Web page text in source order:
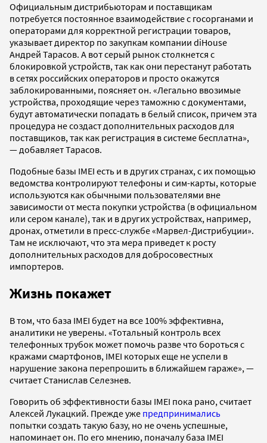
Официальным дистрибьюторам и поставщикам
потребуется постоянное взаимодействие с госорганами и
операторами для корректной регистрации товаров,
указывает директор по закупкам компании diHouse
Андрей Тарасов. А вот серый рынок столкнется с
блокировкой устройств, так как они перестанут работать
в сетях российских операторов и просто окажутся
заблокированными, поясняет он. «Легально ввозимые
устройства, проходящие через таможню с документами,
будут автоматически попадать в белый список, причем эта
процедура не создаст дополнительных расходов для
поставщиков, так как регистрация в системе бесплатна»,
— добавляет Тарасов.
Подобные базы IMEI есть и в других странах, с их помощью
ведомства контролируют телефоны и сим-карты, которые
используются как обычными пользователями вне
зависимости от места покупки устройства (в официальном
или сером канале), так и в других устройствах, например,
дронах, отметили в пресс-службе «Марвел-Дистрибуции».
Там не исключают, что эта мера приведет к росту
дополнительных расходов для добросовестных
импортеров.
Жизнь покажет
В том, что база IMEI будет на все 100% эффективна,
аналитики не уверены. «Тотальный контроль всех
телефонных трубок может помочь разве что бороться с
кражами смартфонов, IMEI которых еще не успели в
нарушение закона перепрошить в ближайшем гараже», —
считает Станислав Селезнев.
Говорить об эффективности базы IMEI пока рано, считает
Алексей Лукацкий. Прежде уже предпринимались
попытки создать такую базу, но не очень успешные,
напоминает он. По его мнению, поначалу база IMEI